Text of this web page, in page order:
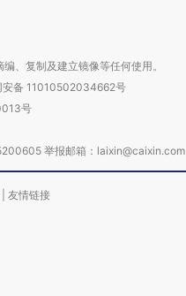
、复制及建立镜像等任何使用。
安备 11010502034662号
号
举报邮箱：laixin@caixin.com
友情链接